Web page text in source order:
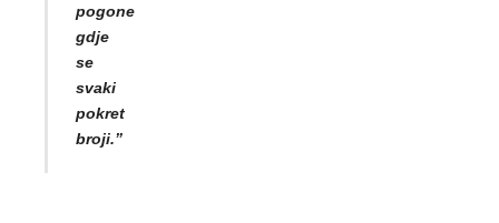
pogone
gdje
se
svaki
pokret
broji.”